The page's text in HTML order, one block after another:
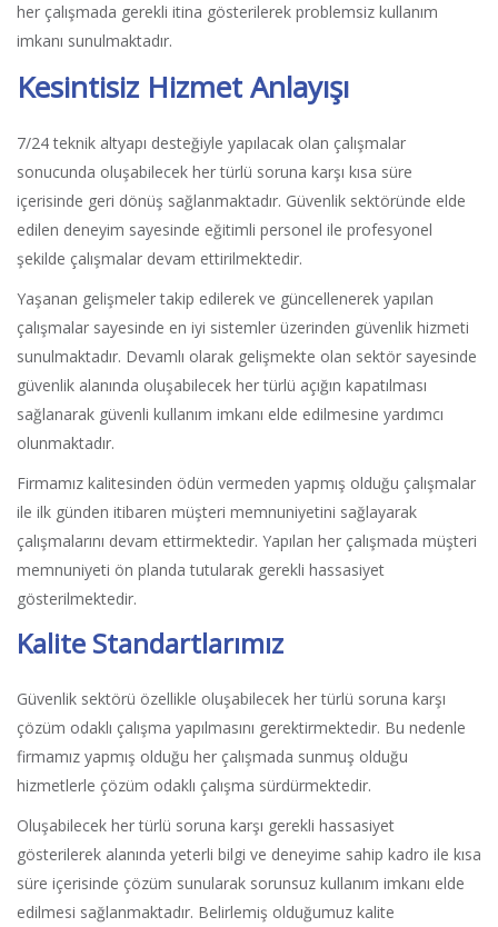
her çalışmada gerekli itina gösterilerek problemsiz kullanım
imkanı sunulmaktadır.
Kesintisiz Hizmet Anlayışı
7/24 teknik altyapı desteğiyle yapılacak olan çalışmalar
sonucunda oluşabilecek her türlü soruna karşı kısa süre
içerisinde geri dönüş sağlanmaktadır. Güvenlik sektöründe elde
edilen deneyim sayesinde eğitimli personel ile profesyonel
şekilde çalışmalar devam ettirilmektedir.
Yaşanan gelişmeler takip edilerek ve güncellenerek yapılan
çalışmalar sayesinde en iyi sistemler üzerinden güvenlik hizmeti
sunulmaktadır. Devamlı olarak gelişmekte olan sektör sayesinde
güvenlik alanında oluşabilecek her türlü açığın kapatılması
sağlanarak güvenli kullanım imkanı elde edilmesine yardımcı
olunmaktadır.
Firmamız kalitesinden ödün vermeden yapmış olduğu çalışmalar
ile ilk günden itibaren müşteri memnuniyetini sağlayarak
çalışmalarını devam ettirmektedir. Yapılan her çalışmada müşteri
memnuniyeti ön planda tutularak gerekli hassasiyet
gösterilmektedir.
Kalite Standartlarımız
Güvenlik sektörü özellikle oluşabilecek her türlü soruna karşı
çözüm odaklı çalışma yapılmasını gerektirmektedir. Bu nedenle
firmamız yapmış olduğu her çalışmada sunmuş olduğu
hizmetlerle çözüm odaklı çalışma sürdürmektedir.
Oluşabilecek her türlü soruna karşı gerekli hassasiyet
gösterilerek alanında yeterli bilgi ve deneyime sahip kadro ile kısa
süre içerisinde çözüm sunularak sorunsuz kullanım imkanı elde
edilmesi sağlanmaktadır. Belirlemiş olduğumuz kalite